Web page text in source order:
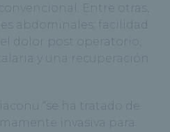
Entre otras,
abdominales; facilidad
dolor post operatorio,
y una recuperación
“se ha tratado de
invasiva para